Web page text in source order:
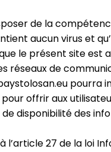
de la
aucun virus et
le présent site est
réseaux de
offrir aux
disponibilité des
l’article 27 de la loi